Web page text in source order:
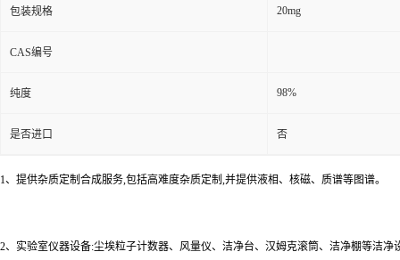
包装规格 20mg
CAS编号
纯度 98%
是否进口 否
1、提供杂质定制合成服务,包括高难度杂质定制,并提供液相、核磁、质谱等图谱。
2、实验室仪器设备:尘埃粒子计数器、风量仪、洁净台、汉姆克滚筒、洁净棚等洁